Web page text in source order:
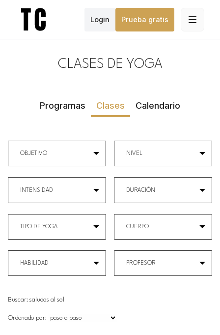
Login Prueba gratis
CLASES DE YOGA
Programas Clases Calendario
OBJETIVO NIVEL
INTENSIDAD DURACIÓN
TIPO DE YOGA CUERPO
HABILIDAD PROFESOR
Buscar:
Ordenado por: